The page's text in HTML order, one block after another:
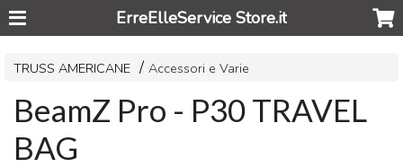
ErreElleService Store.it
TRUSS AMERICANE Accessori e Varie
BeamZ Pro - P30 TRAVEL
BAG